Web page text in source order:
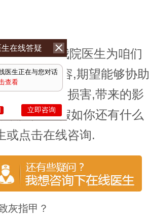
上就是我院医生为咱们
么"相关内容,期望能够协助
备受疾病的损害,带来的影
预防措施.假如你还有什么
或点击在线咨询.
灰指甲？
在线答疑
医生正在与您对话
查看
立即咨询